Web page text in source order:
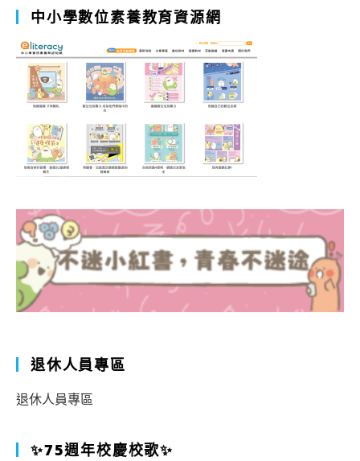
中小學數位素養教育資源網
退休人員專區
退休人員專區
✨75週年校慶校歌✨